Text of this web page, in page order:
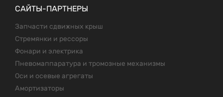
САЙТЫ-ПАРТНЕРЫ
Запчасти сдвижных крыш
Стремянки и рессоры
Фонари и электрика
Пневомаппаратура и тромозные механизмы
Оси и осевые агрегаты
Амортизаторы